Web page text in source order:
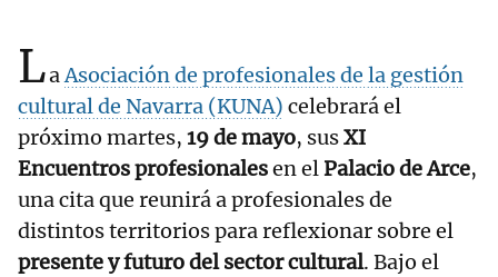
LaAsociación de profesionales de la gestión
cultural de Navarra (KUNA) celebrará el
próximo martes, 19 de mayo, susXI
Encuentros profesionalesen elPalacio de Arce,
una cita que reunirá a profesionales de
distintos territorios para reflexionar sobre el
presente y futuro del sector cultural. Bajo el